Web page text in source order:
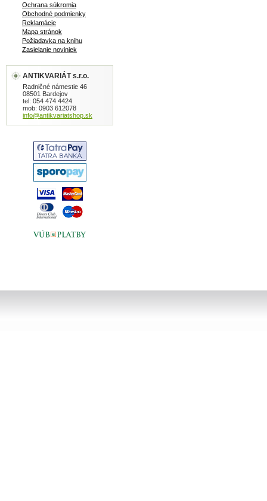
Ochrana súkromia
Obchodné podmienky
Reklamácie
Mapa stránok
Požiadavka na knihu
Zasielanie noviniek
ANTIKVARIÁT s.r.o.
Radničné námestie 46
08501 Bardejov
tel: 054 474 4424
mob: 0903 612078
info@antikvariatshop.sk